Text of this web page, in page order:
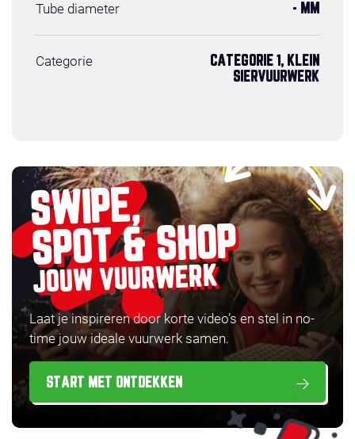
Tube diameter - MM
Categorie
CATEGORIE 1, KLEIN
SIERVUURWERK
SWIPE,
SPOT & SHOP
JOUW VUURWERK
Laat je inspireren door korte video’s en stel in no-
time jouw ideale vuurwerk samen.
START MET ONTDEKKEN